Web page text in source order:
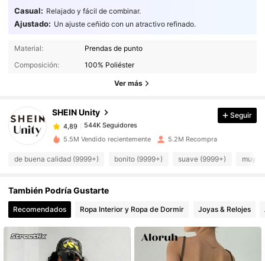
Casual: Relajado y fácil de combinar.
Ajustado: Un ajuste ceñido con un atractivo refinado.
Material:
Prendas de punto
Composición:
100% Poliéster
Ver más
SHEIN Unity
544K Seguidores
544K Seguidores
4,89
544K Seguidores
4,89 544K Seguidores
Seguir
5.5M Vendido recientemente 5.2M Recompra
de buena calidad (9999+) bonito (9999+) suave (9999+) muy
También Podría Gustarte
Recomendados Ropa Interior y Ropa de Dormir Joyas & Relojes